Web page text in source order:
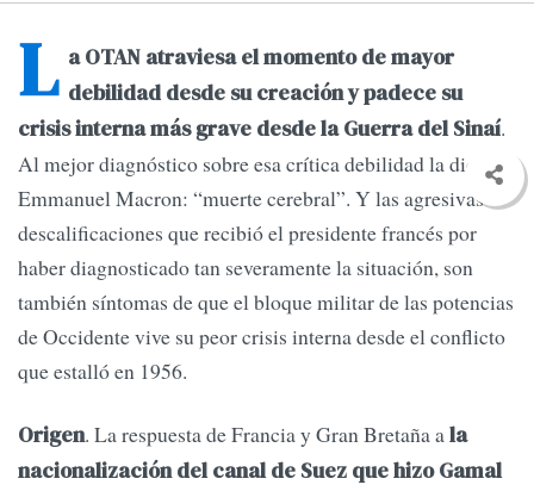
L a OTAN atraviesa el momento de mayor
debilidad desde su creación y padece su
crisis interna más grave desde la Guerra del Sinaí.
Al mejor diagnóstico sobre esa crítica debilidad la dio
Emmanuel Macron: “muerte cerebral”. Y las agresivas
descalificaciones que recibió el presidente francés por
haber diagnosticado tan severamente la situación, son
también síntomas de que el bloque militar de las potencias
de Occidente vive su peor crisis interna desde el conflicto
que estalló en 1956.
Origen. La respuesta de Francia y Gran Bretaña ala
nacionalización del canal de Suez que hizo Gamal